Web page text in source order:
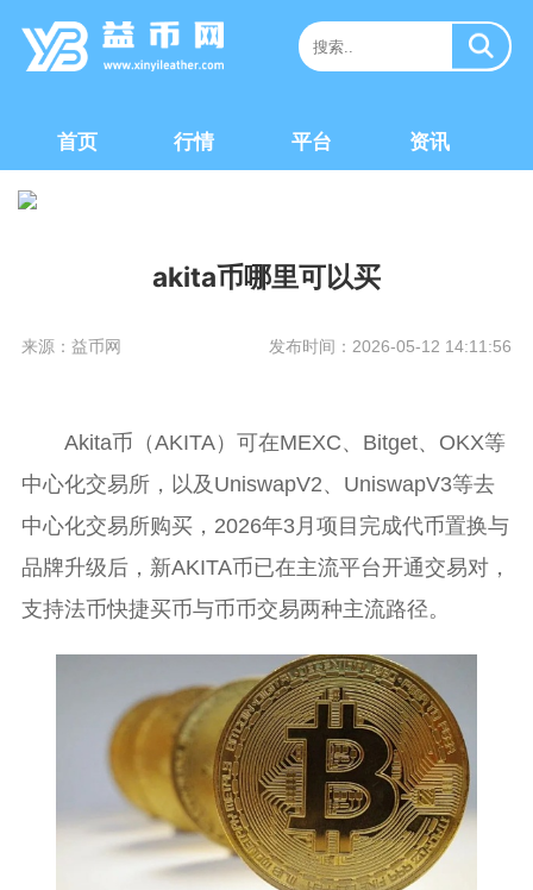
首页 行情 平台 资讯
akita币哪里可以买
来源：益币网 发布时间：2026-05-12 14:11:56
Akita币（AKITA）可在MEXC、Bitget、OKX等
中心化交易所，以及UniswapV2、UniswapV3等去
中心化交易所购买，2026年3月项目完成代币置换与
品牌升级后，新AKITA币已在主流平台开通交易对，
支持法币快捷买币与币币交易两种主流路径。